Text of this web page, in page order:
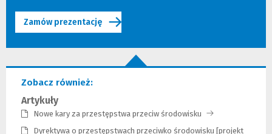
Zamów prezentację
Zobacz również:
Artykuły
Nowe kary za przestępstwa przeciw środowisku
Dyrektywa o przestępstwach przeciwko środowisku [projekt